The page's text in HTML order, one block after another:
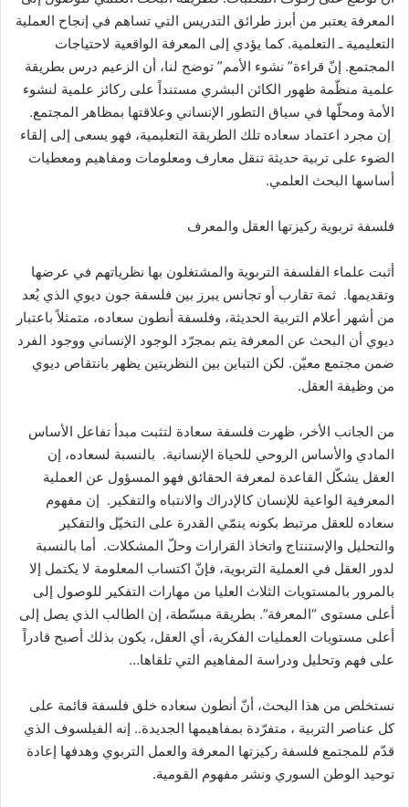
المعرفة يعتبر من أبرز طرائق التدريس التي تساهم في إنجاح العملية
التعليمية ـ التعلمية. كما يؤدي إلى المعرفة الواقعية لاحتياجات
المجتمع. إنّ قراءة” نشوء الأمم” توضح لنا، أن الزعيم درس بطريقة
علمية منظّمة ظهور الكائن البشري مستنداً على ركائز علمية لنشوء
الأمة ومحلّها في سياق التطور الإنساني وعلاقتها بمظاهر المجتمع.
إن مجرد اعتماد سعاده تلك الطريقة التعليمية، فهو يسعى إلى إلقاء
الضوء على تربية حديثة تنقل معارف ومعلومات ومفاهيم ومعطيات
أساسها البحث العلمي.
فلسفة تربوية ركيزتها العقل والمعرف
أثبت علماء الفلسفة التربوية والمشتغلون بها نظرياتهم في عرضها
وتقديمها. ثمة تقارب أو تجانس يبرز بين فلسفة جون ديوي الذي يُعد
من أشهر أعلام التربية الحديثة، وفلسفة أنطون سعاده، متمثلاً باعتبار
ديوي أن البحث عن المعرفة يتم بمجرّد الوجود الإنساني ووجود الفرد
ضمن مجتمع معيّن. لكن التباين بين النظريتين يظهر بانتقاص ديوي
من وظيفة العقل.
من الجانب الأخر، ظهرت فلسفة سعادة لتثبت مبدأ تفاعل الأساس
المادي والأساس الروحي للحياة الإنسانية. بالنسبة لسعاده، إن
العقل يشكّل القاعدة لمعرفة الحقائق فهو المسؤول عن العملية
المعرفية الواعية للإنسان كالإدراك والانتباه والتفكير. إن مفهوم
سعاده للعقل مرتبط بكونه ينمّي القدرة على التخيّل والتفكير
والتحليل والإستنتاج واتخاذ القرارات وحلّ المشكلات. أما بالنسبة
لدور العقل في العملية التربوية، فإنّ اكتساب المعلومة لا يكتمل إلا
بالمرور بالمستويات الثلاث العليا من مهارات التفكير للوصول إلى
أعلى مستوى “المعرفة”. بطريقة مبسّطة، إن الطالب الذي يصل إلى
أعلى مستويات العمليات الفكرية، أي العقل، يكون بذلك أصبح قادراً
على فهم وتحليل ودراسة المفاهيم التي تلقاها…
نستخلص من هذا البحث، أنّ أنطون سعاده خلق فلسفة قائمة على
كل عناصر التربية ، متفرّدة بمفاهيمها الجديدة.. إنه الفيلسوف الذي
قدّم للمجتمع فلسفة ركيزتها المعرفة والعمل التربوي وهدفها إعادة
توحيد الوطن السوري ونشر مفهوم القومية.